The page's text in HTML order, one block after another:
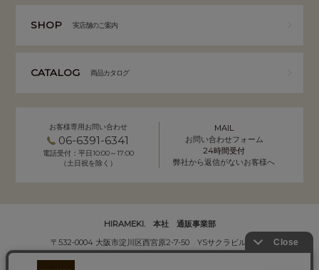
SHOP 実店舗のご案内
CATALOG 商品カタログ
お客様専用お問い合わせ
06-6391-6341
電話受付：平日10:00～17:00
（土日祝を除く）
MAIL
お問い合わせフォーム
24時間受付
弊社から返信がないお客様へ
HIRAMEKI. 本社 通販事業部
〒532-0004 大阪市淀川区西宮原2-7-50 YSサクラビル B1F
株式会社サクラ衣料 HIRAMEKI.事業部